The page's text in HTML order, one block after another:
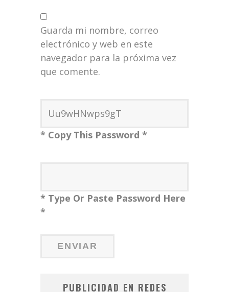
Guarda mi nombre, correo
electrónico y web en este
navegador para la próxima vez
que comente.
* Copy This Password *
* Type Or Paste Password Here
*
PUBLICIDAD EN REDES